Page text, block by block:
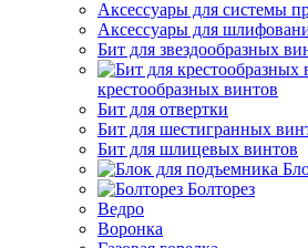
Аксессуары для системы
Аксессуары для
Бит для звездообразных
крестообразных винтов
Бит для отвертки
Бит для шестигранных
Бит для шлицевых винтов
Болторез
Ведро
Воронка